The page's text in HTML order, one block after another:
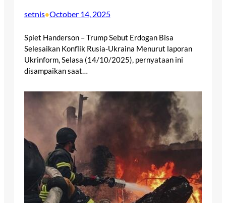
setnis•October 14, 2025
Spiet Handerson – Trump Sebut Erdogan Bisa
Selesaikan Konflik Rusia-Ukraina Menurut laporan
Ukrinform, Selasa (14/10/2025), pernyataan ini
disampaikan saat…